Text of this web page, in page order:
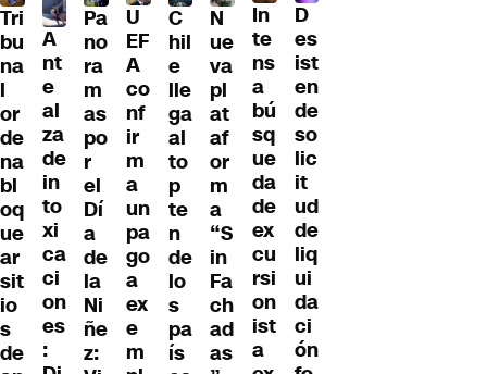
Tri
bu
na
l
or
de
na
bl
oq
ue
ar
sit
io
s
de
A
nt
e
al
za
de
in
to
xi
ca
ci
on
es
:
Pa
no
ra
m
as
po
r
el
Dí
a
de
la
Ni
ñe
z:
U
EF
A
co
nf
ir
m
a
un
pa
go
a
ex
e
m
C
hil
e
lle
ga
al
to
p
te
n
de
lo
s
pa
ís
N
ue
va
pl
at
af
or
m
a
“S
in
Fa
ch
ad
as
In
te
ns
a
bú
sq
ue
da
de
ex
cu
rsi
on
ist
a
D
es
ist
en
de
so
lic
it
ud
de
liq
ui
da
ci
ón